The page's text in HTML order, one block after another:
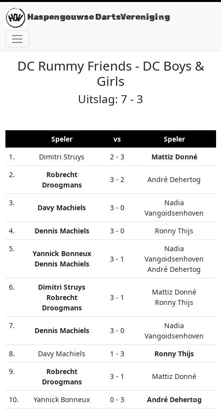
Haspengouwse DartsVereniging
DC Rummy Friends - DC Boys &
Girls
Uitslag: 7 - 3
Speler vs
Speler
1.
Dimitri Struys 2 - 3
Mattiz Donné
2.
Robrecht
Droogmans
3 - 2 André Dehertog
3.
Davy Machiels 3 - 0
Nadia
Vangoidsenhoven
4.
Dennis Machiels 3 - 0
Ronny Thijs
5.
Yannick Bonneux
Dennis Machiels
3 - 1
Nadia
Vangoidsenhoven
André Dehertog
6.
Dimitri Struys
Robrecht
Droogmans
3 - 1
Mattiz Donné
Ronny Thijs
7.
Dennis Machiels 3 - 0
Nadia
Vangoidsenhoven
8.
Davy Machiels 1 - 3
Ronny Thijs
9.
Robrecht
Droogmans
3 - 1 Mattiz Donné
10. Yannick Bonneux 0 - 3 André Dehertog